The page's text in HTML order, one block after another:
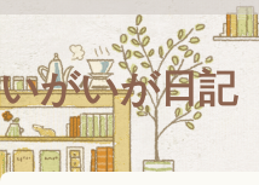
いがいが日記